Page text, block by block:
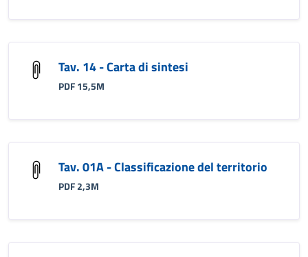
Tav. 14 - Carta di sintesi
PDF 15,5M
Tav. 01A - Classificazione del territorio
PDF 2,3M